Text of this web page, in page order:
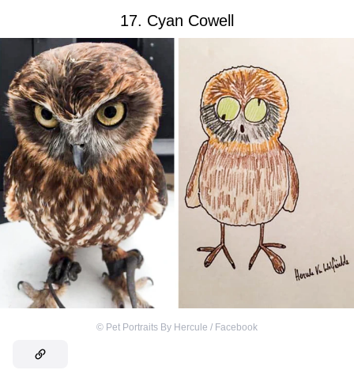
17. Cyan Cowell
© Pet Portraits By Hercule / Facebook